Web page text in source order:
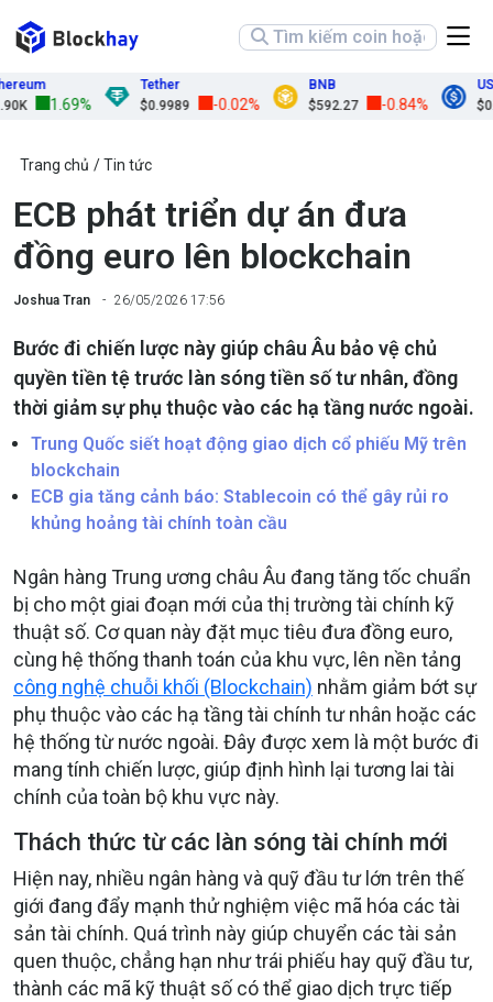
1.69%
Tether
$0.9989
-0.02%
BNB
$592.27
-0.84%
Trang chủ Tin tức
ECB phát triển dự án đưa
đồng euro lên blockchain
Joshua Tran 26/05/2026 17:56
Bước đi chiến lược này giúp châu Âu bảo vệ chủ
quyền tiền tệ trước làn sóng tiền số tư nhân, đồng
thời giảm sự phụ thuộc vào các hạ tầng nước ngoài.
Trung Quốc siết hoạt động giao dịch cổ phiếu Mỹ trên
blockchain
ECB gia tăng cảnh báo: Stablecoin có thể gây rủi ro
khủng hoảng tài chính toàn cầu
Ngân hàng Trung ương châu Âu đang tăng tốc chuẩn
bị cho một giai đoạn mới của thị trường tài chính kỹ
thuật số. Cơ quan này đặt mục tiêu đưa đồng euro,
cùng hệ thống thanh toán của khu vực, lên nền tảng
công nghệ chuỗi khối (Blockchain) nhằm giảm bớt sự
phụ thuộc vào các hạ tầng tài chính tư nhân hoặc các
hệ thống từ nước ngoài. Đây được xem là một bước đi
mang tính chiến lược, giúp định hình lại tương lai tài
chính của toàn bộ khu vực này.
Thách thức từ các làn sóng tài chính mới
Hiện nay, nhiều ngân hàng và quỹ đầu tư lớn trên thế
giới đang đẩy mạnh thử nghiệm việc mã hóa các tài
sản tài chính. Quá trình này giúp chuyển các tài sản
quen thuộc, chẳng hạn như trái phiếu hay quỹ đầu tư,
thành các mã kỹ thuật số có thể giao dịch trực tiếp